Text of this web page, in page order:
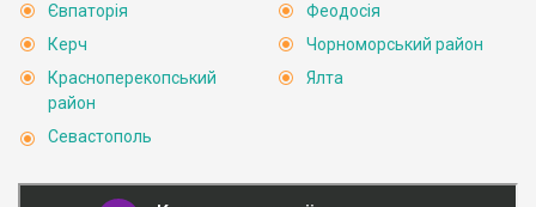
Євпаторія
Керч
Красноперекопський
район
Севастополь
Феодосія
Чорноморський район
Ялта